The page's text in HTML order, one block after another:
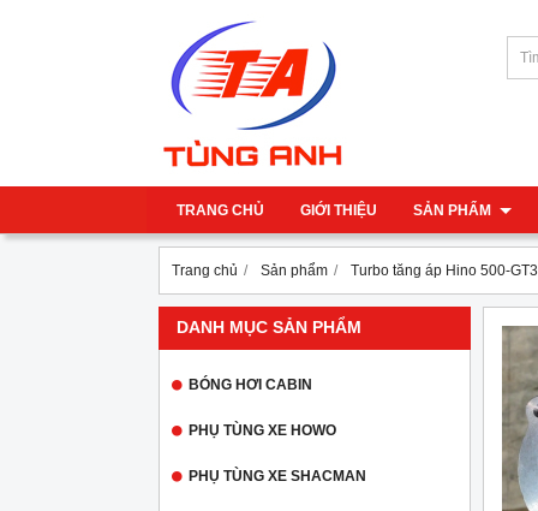
TRANG CHỦ GIỚI THIỆU SẢN PHẨM
Trang chủ Sản phẩm Turbo tăng áp Hino 500-
DANH MỤC SẢN PHẨM
BÓNG HƠI CABIN
PHỤ TÙNG XE HOWO
PHỤ TÙNG XE SHACMAN